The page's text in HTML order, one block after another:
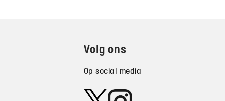
Volg ons
Op social media